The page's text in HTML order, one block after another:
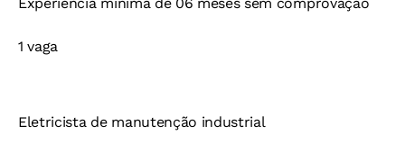
1 vaga
Eletricista de manutenção industrial